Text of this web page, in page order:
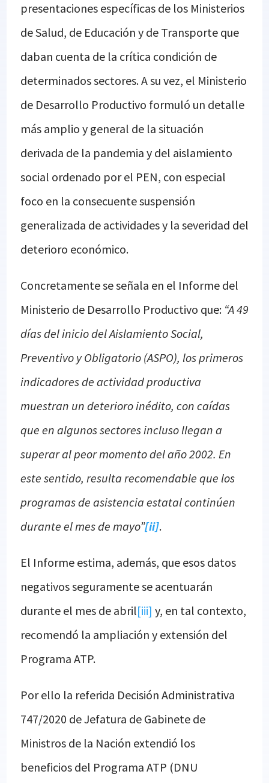
presentaciones específicas de los Ministerios
de Salud, de Educación y de Transporte que
daban cuenta de la crítica condición de
determinados sectores. A su vez, el Ministerio
de Desarrollo Productivo formuló un detalle
más amplio y general de la situación
derivada de la pandemia y del aislamiento
social ordenado por el PEN, con especial
foco en la consecuente suspensión
generalizada de actividades y la severidad del
deterioro económico.
Concretamente se señala en el Informe del
Ministerio de Desarrollo Productivo que: “A 49
días del inicio del Aislamiento Social,
Preventivo y Obligatorio (ASPO), los primeros
indicadores de actividad productiva
muestran un deterioro inédito, con caídas
que en algunos sectores incluso llegan a
superar al peor momento del año 2002. En
este sentido, resulta recomendable que los
programas de asistencia estatal continúen
durante el mes de mayo”[ii].
El Informe estima, además, que esos datos
negativos seguramente se acentuarán
durante el mes de abril[iii] y, en tal contexto,
recomendó la ampliación y extensión del
Programa ATP.
Por ello la referida Decisión Administrativa
747/2020 de Jefatura de Gabinete de
Ministros de la Nación extendió los
beneficios del Programa ATP (DNU